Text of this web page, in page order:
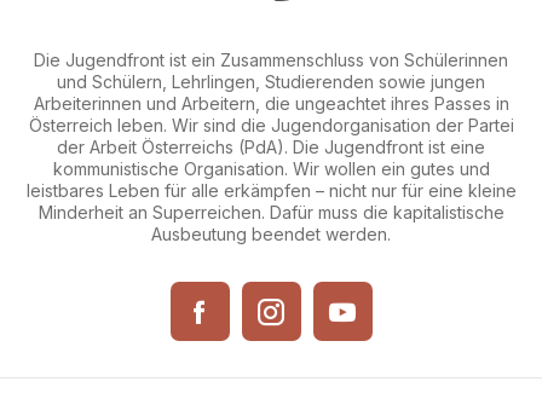
Die Jugendfront ist ein Zusammenschluss von Schülerinnen
und Schülern, Lehrlingen, Studierenden sowie jungen
Arbeiterinnen und Arbeitern, die ungeachtet ihres Passes in
Österreich leben. Wir sind die Jugendorganisation der Partei
der Arbeit Österreichs (PdA). Die Jugendfront ist eine
kommunistische Organisation. Wir wollen ein gutes und
leistbares Leben für alle erkämpfen – nicht nur für eine kleine
Minderheit an Superreichen. Dafür muss die kapitalistische
Ausbeutung beendet werden.